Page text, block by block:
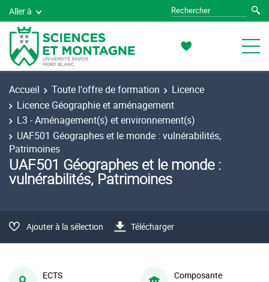
Aller à
Accueil Toute l'offre de formation
Licence
Licence Géographie et aménagement
L3 - Aménagement(s) et environnement(s)
UAF501 Géographes et le monde : vulnérabilités,
Patrimoines
UAF501 Géographes et le monde :
vulnérabilités, Patrimoines
Ajouter à la sélection Télécharger
ECTS
Composante